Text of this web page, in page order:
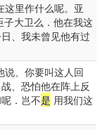
这里作什么呢。亚
子大卫么．他在我这
、我未曾见他有过
说、你要叫这人回
、恐怕他在阵上反
．岂不是 用我们这